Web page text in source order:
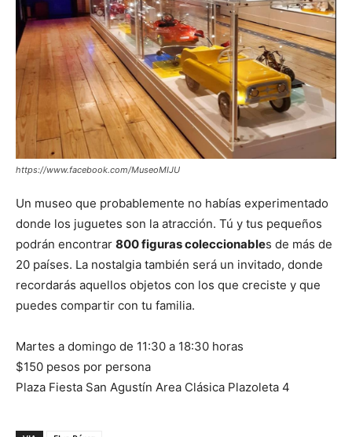
https://www.facebook.com/MuseoMIJU
Un museo que probablemente no habías experimentado
donde los juguetes son la atracción. Tú y tus pequeños
podrán encontrar 800 figuras coleccionables de más de
20 países. La nostalgia también será un invitado, donde
recordarás aquellos objetos con los que creciste y que
puedes compartir con tu familia.
Martes a domingo de 11:30 a 18:30 horas
$150 pesos por persona
Plaza Fiesta San Agustín Area Clásica Plazoleta 4